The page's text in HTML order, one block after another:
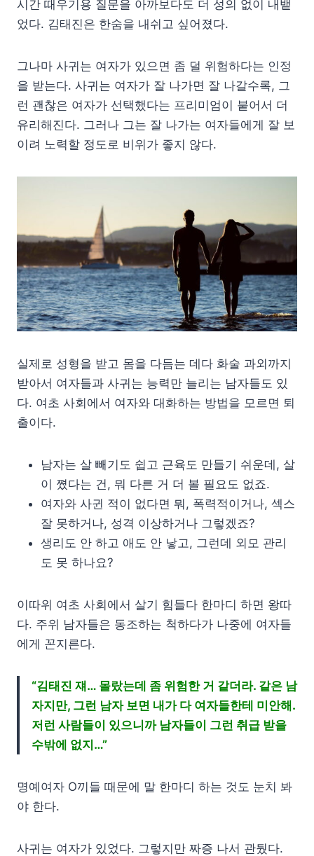
시간 때우기용 질문을 아까보다도 더 성의 없이 내뱉
었다. 김태진은 한숨을 내쉬고 싶어졌다.
그나마 사귀는 여자가 있으면 좀 덜 위험하다는 인정
을 받는다. 사귀는 여자가 잘 나가면 잘 나갈수록, 그
런 괜찮은 여자가 선택했다는 프리미엄이 붙어서 더
유리해진다. 그러나 그는 잘 나가는 여자들에게 잘 보
이려 노력할 정도로 비위가 좋지 않다.
실제로 성형을 받고 몸을 다듬는 데다 화술 과외까지
받아서 여자들과 사귀는 능력만 늘리는 남자들도 있
다. 여초 사회에서 여자와 대화하는 방법을 모르면 퇴
출이다.
남자는 살 빼기도 쉽고 근육도 만들기 쉬운데, 살
이 쪘다는 건, 뭐 다른 거 더 볼 필요도 없죠.
여자와 사귄 적이 없다면 뭐, 폭력적이거나, 섹스
잘 못하거나, 성격 이상하거나 그렇겠죠?
생리도 안 하고 애도 안 낳고, 그런데 외모 관리
도 못 하나요?
이따위 여초 사회에서 살기 힘들다 한마디 하면 왕따
다. 주위 남자들은 동조하는 척하다가 나중에 여자들
에게 꼰지른다.
“김태진 쟤… 몰랐는데 좀 위험한 거 같더라. 같은 남
자지만, 그런 남자 보면 내가 다 여자들한테 미안해.
저런 사람들이 있으니까 남자들이 그런 취급 받을
수밖에 없지…”
명예여자 O끼들 때문에 말 한마디 하는 것도 눈치 봐
야 한다.
사귀는 여자가 있었다. 그렇지만 짜증 나서 관뒀다.